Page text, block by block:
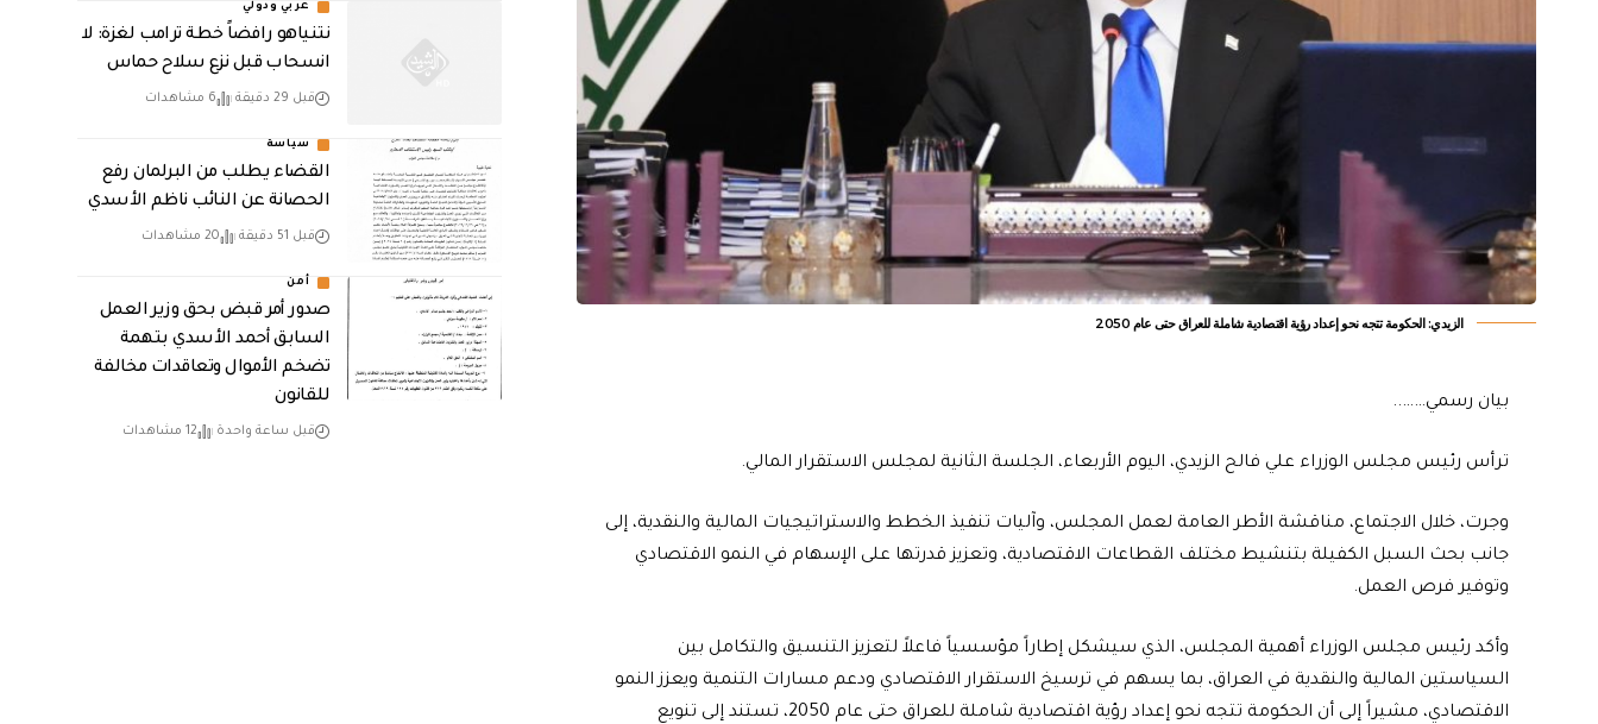
الزيدي: الحكومة تتجه نحو إعداد رؤية اقتصادية شاملة للعراق حتى عام 2050
بيان رسمي……..
ترأس رئيس مجلس الوزراء علي فالح الزيدي، اليوم الأربعاء، الجلسة الثانية لمجلس الاستقرار المالي.
وجرت، خلال الاجتماع، مناقشة الأطر العامة لعمل المجلس، وآليات تنفيذ الخطط والاستراتيجيات المالية والنقدية، إلى
جانب بحث السبل الكفيلة بتنشيط مختلف القطاعات الاقتصادية، وتعزيز قدرتها على الإسهام في النمو الاقتصادي
وتوفير فرص العمل.
وأكد رئيس مجلس الوزراء أهمية المجلس، الذي سيشكل إطاراً مؤسسياً فاعلاً لتعزيز التنسيق والتكامل بين
السياستين المالية والنقدية في العراق، بما يسهم في ترسيخ الاستقرار الاقتصادي ودعم مسارات التنمية ويعزز النمو
الاقتصادي، مشيراً إلى أن الحكومة تتجه نحو إعداد رؤية اقتصادية شاملة للعراق حتى عام 2050، تستند إلى تنويع
عربي ودولي
نتنياهو رافضاً خطة ترامب لغزة: لا
انسحاب قبل نزع سلاح حماس
قبل 29 دقيقة 6 مشاهدات
سياسة
القضاء يطلب من البرلمان رفع
الحصانة عن النائب ناظم الأسدي
قبل 51 دقيقة 20 مشاهدات
أمن
صدور أمر قبض بحق وزير العمل
السابق أحمد الأسدي بتهمة
تضخم الأموال وتعاقدات مخالفة
للقانون
قبل ساعة واحدة 12 مشاهدات